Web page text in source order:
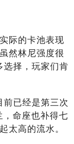
际的卡池表现
然林尼强度很
择，玩家们肯
已经是第三次
命座也补得七
太高的流水。